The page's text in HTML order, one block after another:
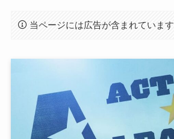
当ページには広告が含まれています